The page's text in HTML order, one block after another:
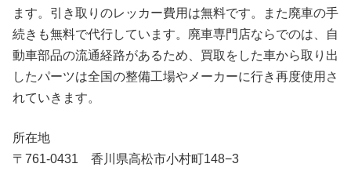
ます。引き取りのレッカー費用は無料です。また廃車の手
続きも無料で代行しています。廃車専門店ならでのは、自
動車部品の流通経路があるため、買取をした車から取り出
したパーツは全国の整備工場やメーカーに行き再度使用さ
れていきます。
所在地
〒761-0431 香川県高松市小村町148−3